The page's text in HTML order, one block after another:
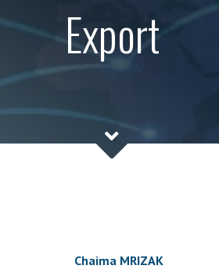
Export
Chaima MRIZAK